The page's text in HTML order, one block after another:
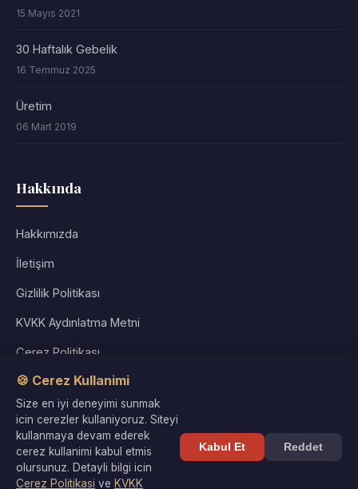
15 Mayıs 2021
30 Haftalık Gebelik
16 Temmuz 2025
Üretim
06 Mart 2019
Hakkında
Hakkımızda
İletişim
Gizlilik Politikası
KVKK Aydınlatma Metni
Çerez Politikası
Kullanım Koşulları
Site Haritası
🍪 Cerez Kullanimi
Size en iyi deneyimi sunmak
icin cerezler kullaniyoruz. Siteyi
kullanmaya devam ederek
cerez kullanimi kabul etmis
olursunuz. Detayli bilgi icin
Cerez Politikasi ve KVKK
Kabul Et Reddet